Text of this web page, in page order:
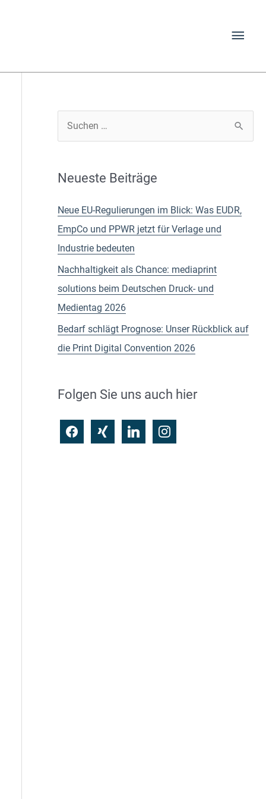
u
h
n
n
a
c
h
:
Neueste Beiträge
Neue EU-Regulierungen im Blick: Was EUDR,
EmpCo und PPWR jetzt für Verlage und
Industrie bedeuten
Nachhaltigkeit als Chance: mediaprint
solutions beim Deutschen Druck- und
Medientag 2026
Bedarf schlägt Prognose: Unser Rückblick auf
die Print Digital Convention 2026
Folgen Sie uns auch hier
a
i
i
n